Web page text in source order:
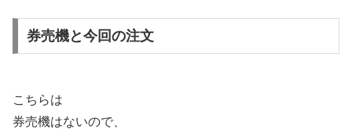
券売機と今回の注文
こちらは
券売機はないので、